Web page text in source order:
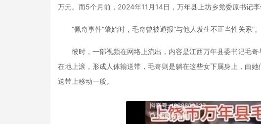
万元。而5个月前，2024年11月14日，万年县上坊乡党委原书记
“佩奇事件”肇始时，毛奇曾被通报“与他人发生不正当性关系”。
彼时，一部视频在网络上流出，内容是江西万年县委书记毛奇
在地上滚，形成人体输送带，毛奇则是躺在这些女下属身上，由
送带上移动一般。